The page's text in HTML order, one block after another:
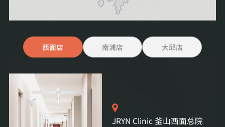
西面店 南浦店 大邱店
JRYN Clinic 釜山西面总院